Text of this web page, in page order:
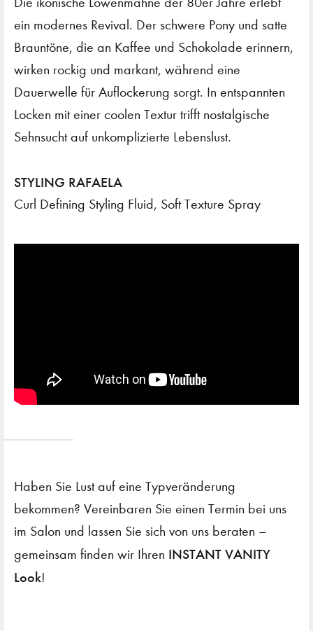
ein modernes Revival. Der schwere Pony und satte
Brauntöne, die an Kaffee und Schokolade erinnern,
wirken rockig und markant, während eine
Dauerwelle für Auflockerung sorgt. In entspannten
Locken mit einer coolen Textur trifft nostalgische
Sehnsucht auf unkomplizierte Lebenslust.
STYLING RAFAELA
Curl Defining Styling Fluid, Soft Texture Spray
Haben Sie Lust auf eine Typveränderung
bekommen? Vereinbaren Sie einen Termin bei uns
im Salon und lassen Sie sich von uns beraten –
gemeinsam finden wir Ihren INSTANT VANITY
Look!